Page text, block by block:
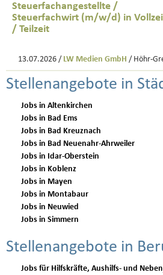
Steuerfachangestellte /
Steuerfachwirt (m/w/d) in
/ Teilzeit
13.07.2026 / LW Medien GmbH / Höhr-
Stellenangebote in
Jobs in Altenkirchen
Jobs in Bad Ems
Jobs in Bad Kreuznach
Jobs in Bad Neuenahr-Ahrweiler
Jobs in Idar-Oberstein
Jobs in Koblenz
Jobs in Mayen
Jobs in Montabaur
Jobs in Neuwied
Jobs in Simmern
Stellenangebote in
Jobs für Hilfskräfte, Aushilfs- und